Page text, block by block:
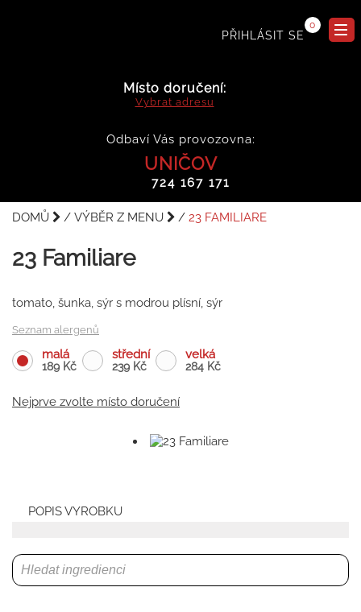
PŘIHLÁSIT SE
0
Místo doručení:
Vybrat adresu
Odbaví Vás provozovna:
UNIČOV
724 167 171
DOMŮ VÝBĚR Z MENU 23 FAMILIARE
23 Familiare
tomato, šunka, sýr s modrou plísní, sýr
Seznam alergenů
malá
189 Kč
střední
239 Kč
velká
284 Kč
Nejprve zvolte místo doručení
POPIS VYROBKU